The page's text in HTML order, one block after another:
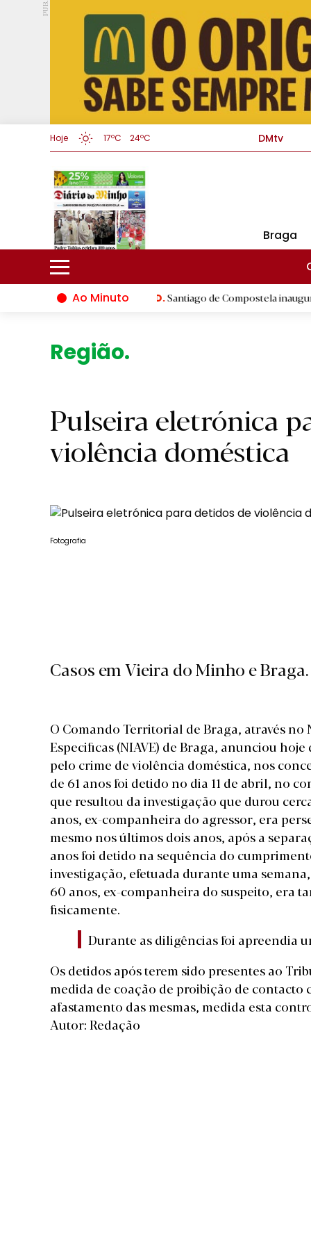
PUB.
Hoje 17ºC 24ºC DMtv
Braga
Ao Minuto
da moda | D.Santiago de Compostela inaugura XVI
R.
Pulseira eletrónica
violência doméstica
Fotografia
Casos em Vieira do Minho e Braga.
O Comando Territorial de Braga, através
Especificas (NIAVE) de Braga, anunciou
pelo crime de violência doméstica, nos
de 61 anos foi detido no dia 11 de abril, no
que resultou da investigação que durou
anos, ex-companheira do agressor, era
mesmo nos últimos dois anos, após a
anos foi detido na sequência do
investigação, efetuada durante uma
60 anos, ex-companheira do suspeito, era
fisicamente.
Durante as diligências foi apreendia
Os detidos após terem sido presentes ao
medida de coação de proibição de
afastamento das mesmas, medida esta
Autor: Redação